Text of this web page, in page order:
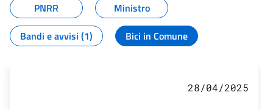
PNRR
Ministro
Bandi e avvisi (1)
Bici in Comune
28/04/2025